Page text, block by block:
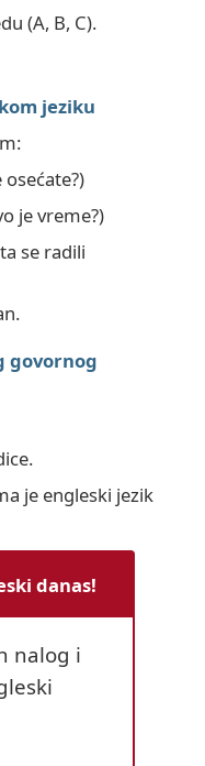
(A, B, C).
jeziku
je vreme?)
se radili
govornog
je engleski jezik
danas!
nalog i